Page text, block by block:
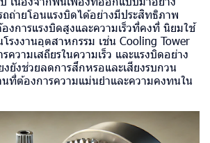
ถ่ายโอนแรงบิดได้อย่างมีประสิทธิภาพ
งการแรงบิดสูงและความเร็วที่คงที่ นิยมใช้
รงงานอุตสาหกรรม เช่น Cooling Tower
วามเสถียรในความเร็ว และแรงบิดอย่าง
ยังช่วยลดการสึกหรอและเสียงรบกวน
ที่ต้องการความแม่นยำและความคงทนใน